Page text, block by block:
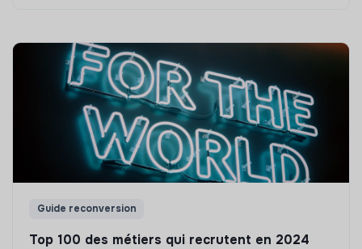
Guide reconversion
Top 100 des métiers qui recrutent en 2024